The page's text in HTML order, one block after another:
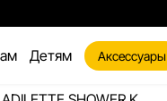
Детям Аксессуары